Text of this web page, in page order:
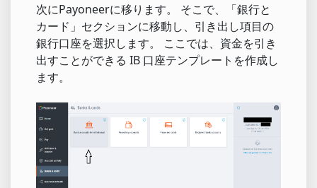
次にPayoneerに移ります。 そこで、「銀行と
カード」セクションに移動し、引き出し項目の
銀行口座を選択します。 ここでは、資金を引き
出すことができる IB 口座テンプレートを作成し
ます。